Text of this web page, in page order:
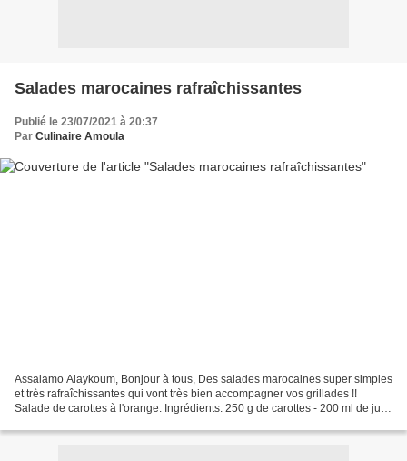
Salades marocaines rafraîchissantes
Publié le 23/07/2021 à 20:37
Par Culinaire Amoula
Assalamo Alaykoum, Bonjour à tous, Des salades marocaines super simples
et très rafraîchissantes qui vont très bien accompagner vos grillades !!
Salade de carottes à l'orange: Ingrédients: 250 g de carottes - 200 ml de jus